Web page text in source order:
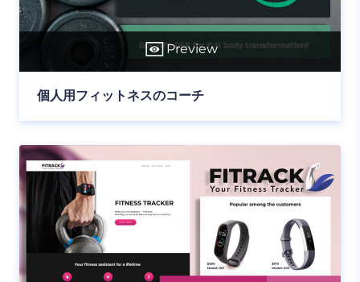
Preview
個人用フィットネスのコーチ